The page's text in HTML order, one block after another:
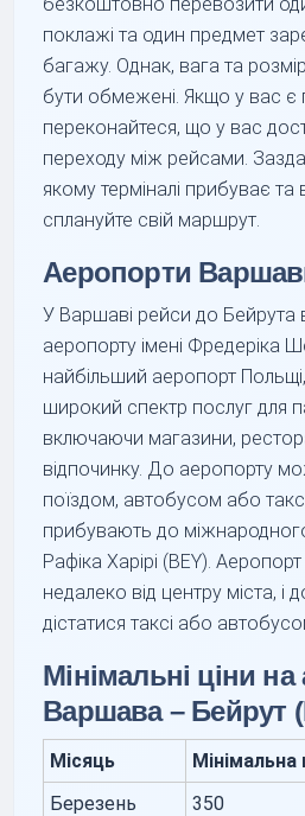
поклажі та один предмет
багажу. Однак, вага та
бути обмежені. Якщо у вас є
переконайтеся, що у вас
переходу між рейсами.
якому терміналі прибуває та
сплануйте свій маршрут.
Аеропорти
У Варшаві рейси до Бейрута
аеропорту імені Фредеріка
найбільший аеропорт
широкий спектр послуг для
включаючи магазини,
відпочинку. До аеропорту
поїздом, автобусом або
прибувають до
Рафіка Харірі (BEY).
недалеко від центру міста,
дістатися таксі або
Мінімальні ціни на
Варшава – Бейрут
Місяць
Мінімальна
Березень
350